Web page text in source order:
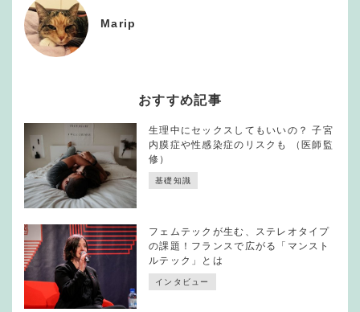
Marip
おすすめ記事
生理中にセックスしてもいいの？ 子宮
内膜症や性感染症のリスクも （医師監
修）
基礎知識
フェムテックが生む、ステレオタイプ
の課題！フランスで広がる「マンスト
ルテック」とは
インタビュー